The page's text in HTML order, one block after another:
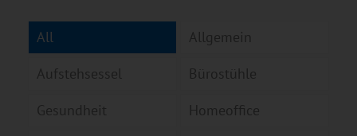
All
Allgemein
Aufstehsessel
Bürostühle
Gesundheit
Homeoffice